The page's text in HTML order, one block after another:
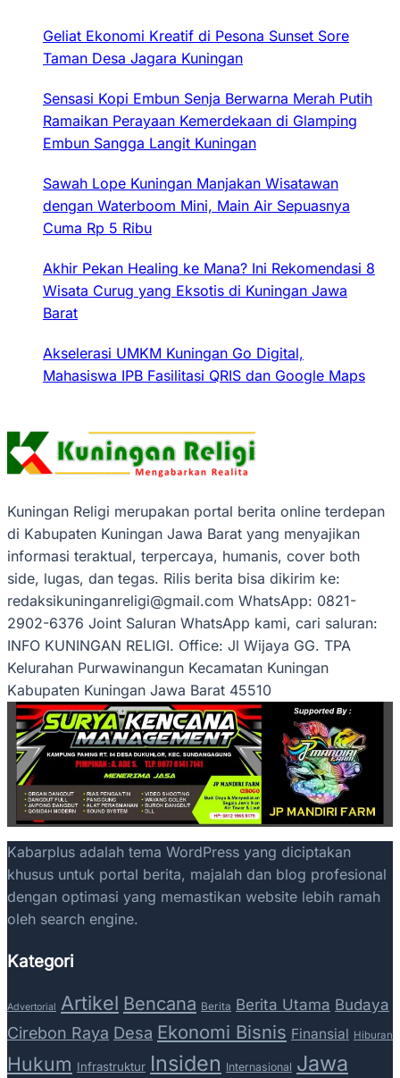
Geliat Ekonomi Kreatif di Pesona Sunset Sore
Taman Desa Jagara Kuningan
Sensasi Kopi Embun Senja Berwarna Merah Putih
Ramaikan Perayaan Kemerdekaan di Glamping
Embun Sangga Langit Kuningan
Sawah Lope Kuningan Manjakan Wisatawan
dengan Waterboom Mini, Main Air Sepuasnya
Cuma Rp 5 Ribu
Akhir Pekan Healing ke Mana? Ini Rekomendasi 8
Wisata Curug yang Eksotis di Kuningan Jawa
Barat
Akselerasi UMKM Kuningan Go Digital,
Mahasiswa IPB Fasilitasi QRIS dan Google Maps
Kuningan Religi merupakan portal berita online terdepan
di Kabupaten Kuningan Jawa Barat yang menyajikan
informasi teraktual, terpercaya, humanis, cover both
side, lugas, dan tegas. Rilis berita bisa dikirim ke:
redaksikuninganreligi@gmail.com WhatsApp: 0821-
2902-6376 Joint Saluran WhatsApp kami, cari saluran:
INFO KUNINGAN RELIGI. Office: Jl Wijaya GG. TPA
Kelurahan Purwawinangun Kecamatan Kuningan
Kabupaten Kuningan Jawa Barat 45510
Kabarplus adalah tema WordPress yang diciptakan
khusus untuk portal berita, majalah dan blog profesional
dengan optimasi yang memastikan website lebih ramah
oleh search engine.
Kategori
Advertorial Artikel Bencana Berita Berita Utama Budaya
Cirebon Raya Desa Ekonomi Bisnis Finansial Hiburan
Hukum Infrastruktur Insiden Internasional Jawa